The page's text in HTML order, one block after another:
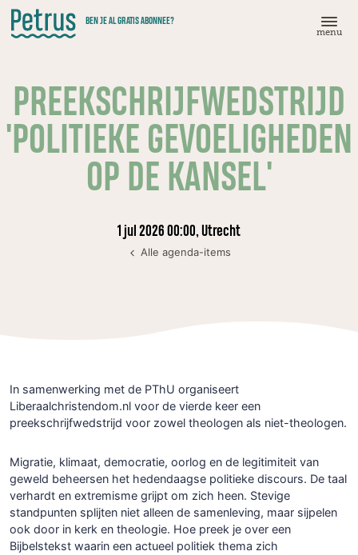
Doorgaan
naar
hoofdinhoud
BEN JE AL GRATIS ABONNEE?
menu
PREEKSCHRIJFWEDSTRIJD
'POLITIEKE GEVOELIGHEDEN
OP DE KANSEL'
1 jul 2026 00:00, Utrecht
Alle agenda-items
In samenwerking met de PThU organiseert
Liberaalchristendom.nl voor de vierde keer een
preekschrijfwedstrijd voor zowel theologen als niet-theologen.
Migratie, klimaat, democratie, oorlog en de legitimiteit van
geweld beheersen het hedendaagse politieke discours. De taal
verhardt en extremisme grijpt om zich heen. Stevige
standpunten splijten niet alleen de samenleving, maar sijpelen
ook door in kerk en theologie. Hoe preek je over een
Bijbelstekst waarin een actueel politiek thema zich